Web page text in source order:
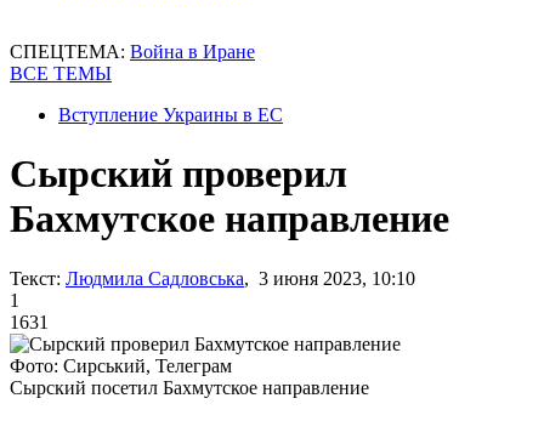
СПЕЦТЕМА: Война в Иране
ВСЕ ТЕМЫ
Вступление Украины в ЕС
Сырский проверил
Бахмутское направление
Текст: Людмила Садловська, 3 июня 2023, 10:10
1
1631
Фото: Сирський, Телеграм
Сырский посетил Бахмутское направление